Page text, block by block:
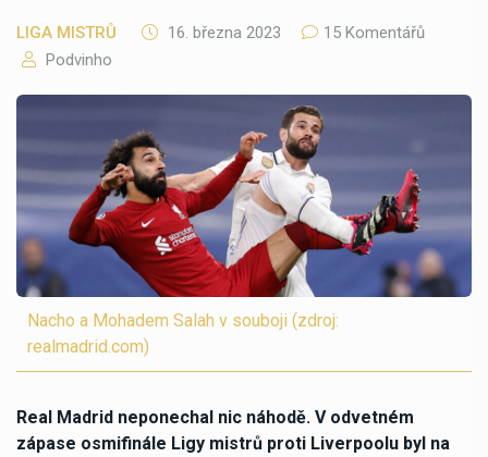
LIGA MISTRŮ 16. března 2023
15 Komentářů
Podvinho
Nacho a Mohadem Salah v souboji (zdroj:
realmadrid.com)
Real Madrid neponechal nic náhodě. V odvetném
zápase osmifinále Ligy mistrů proti Liverpoolu byl na